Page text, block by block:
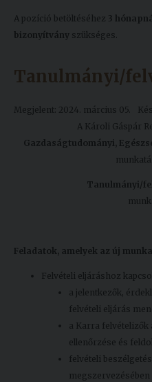
A pozíció betöltéséhez 3
bizonyítvány szükséges.
Tanulmányi/
Megjelent: 2024. március 05.
A Károli Gáspár
Gazdaságtudományi,
Tanulmányi/
Feladatok, amelyek az új
Felvételi eljáráshoz
a jelentkezők,
felvételi eljárás
a Karra felvételizők
ellenőrzése és
felvételi